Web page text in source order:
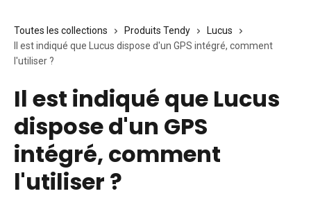
Toutes les collections Produits Tendy
Lucus
Il est indiqué que Lucus dispose d'un GPS intégré, comment
l'utiliser ?
Il est indiqué que Lucus
dispose d'un GPS
intégré, comment
l'utiliser ?